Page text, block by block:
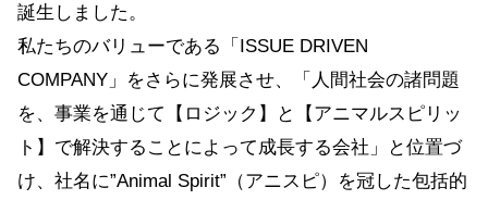
誕生しました。
私たちのバリューである「ISSUE DRIVEN
COMPANY」をさらに発展させ、「人間社会の諸問題
を、事業を通じて【ロジック】と【アニマルスピリッ
ト】で解決することによって成長する会社」と位置づ
け、社名に”Animal Spirit”（アニスピ）を冠した包括的